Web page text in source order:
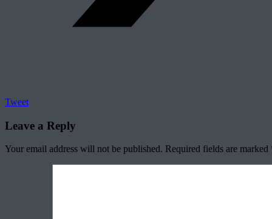
Tweet
Leave a Reply
Your email address will not be published. Required fields are marked